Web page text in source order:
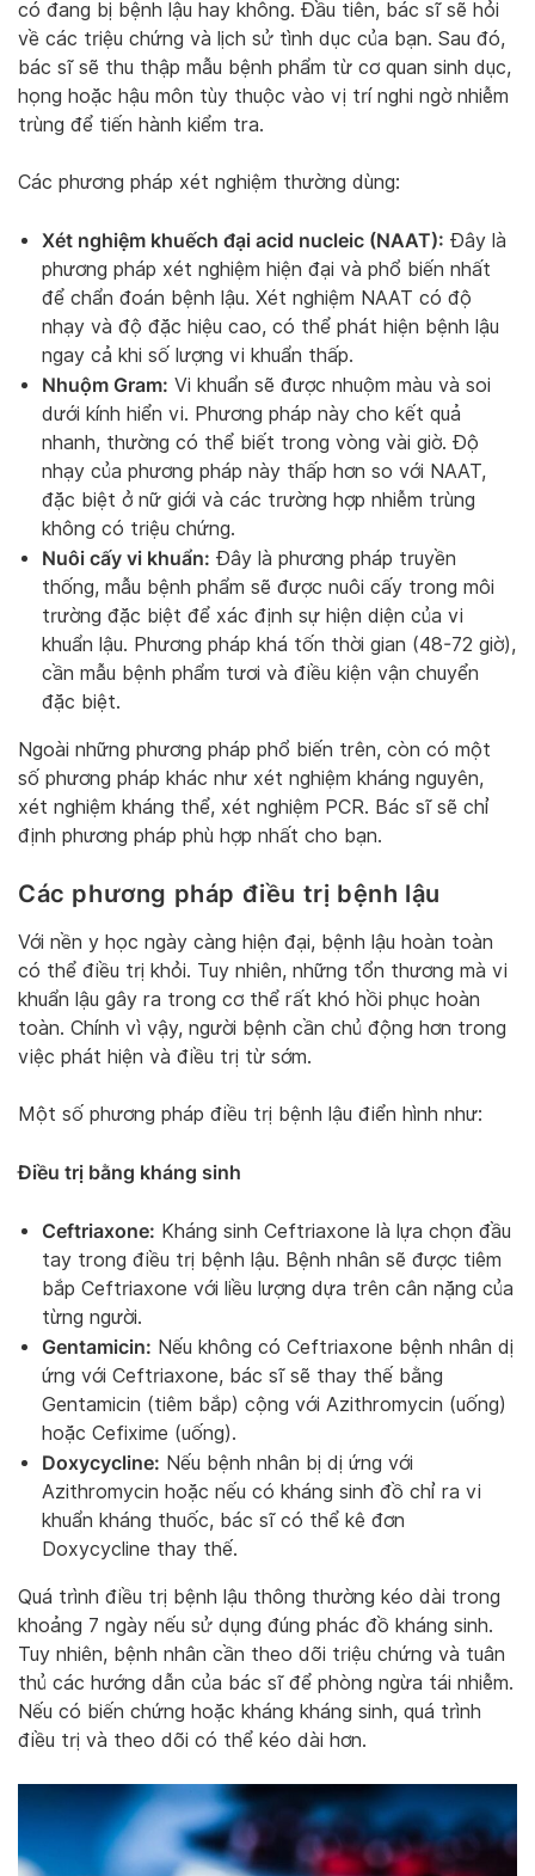
có đang bị bệnh lậu hay không. Đầu tiên, bác sĩ sẽ hỏi
về các triệu chứng và lịch sử tình dục của bạn. Sau đó,
bác sĩ sẽ thu thập mẫu bệnh phẩm từ cơ quan sinh dục,
họng hoặc hậu môn tùy thuộc vào vị trí nghi ngờ nhiễm
trùng để tiến hành kiểm tra.
Các phương pháp xét nghiệm thường dùng:
Xét nghiệm khuếch đại acid nucleic (NAAT): Đây là
phương pháp xét nghiệm hiện đại và phổ biến nhất
để chẩn đoán bệnh lậu. Xét nghiệm NAAT có độ
nhạy và độ đặc hiệu cao, có thể phát hiện bệnh lậu
ngay cả khi số lượng vi khuẩn thấp.
Nhuộm Gram: Vi khuẩn sẽ được nhuộm màu và soi
dưới kính hiển vi. Phương pháp này cho kết quả
nhanh, thường có thể biết trong vòng vài giờ. Độ
nhạy của phương pháp này thấp hơn so với NAAT,
đặc biệt ở nữ giới và các trường hợp nhiễm trùng
không có triệu chứng.
Nuôi cấy vi khuẩn: Đây là phương pháp truyền
thống, mẫu bệnh phẩm sẽ được nuôi cấy trong môi
trường đặc biệt để xác định sự hiện diện của vi
khuẩn lậu. Phương pháp khá tốn thời gian (48-72 giờ),
cần mẫu bệnh phẩm tươi và điều kiện vận chuyển
đặc biệt.
Ngoài những phương pháp phổ biến trên, còn có một
số phương pháp khác như xét nghiệm kháng nguyên,
xét nghiệm kháng thể, xét nghiệm PCR. Bác sĩ sẽ chỉ
định phương pháp phù hợp nhất cho bạn.
Các phương pháp điều trị bệnh lậu
Với nền y học ngày càng hiện đại, bệnh lậu hoàn toàn
có thể điều trị khỏi. Tuy nhiên, những tổn thương mà vi
khuẩn lậu gây ra trong cơ thể rất khó hồi phục hoàn
toàn. Chính vì vậy, người bệnh cần chủ động hơn trong
việc phát hiện và điều trị từ sớm.
Một số phương pháp điều trị bệnh lậu điển hình như:
Điều trị bằng kháng sinh
Ceftriaxone: Kháng sinh Ceftriaxone là lựa chọn đầu
tay trong điều trị bệnh lậu. Bệnh nhân sẽ được tiêm
bắp Ceftriaxone với liều lượng dựa trên cân nặng của
từng người.
Gentamicin: Nếu không có Ceftriaxone bệnh nhân dị
ứng với Ceftriaxone, bác sĩ sẽ thay thế bằng
Gentamicin (tiêm bắp) cộng với Azithromycin (uống)
hoặc Cefixime (uống).
Doxycycline: Nếu bệnh nhân bị dị ứng với
Azithromycin hoặc nếu có kháng sinh đồ chỉ ra vi
khuẩn kháng thuốc, bác sĩ có thể kê đơn
Doxycycline thay thế.
Quá trình điều trị bệnh lậu thông thường kéo dài trong
khoảng 7 ngày nếu sử dụng đúng phác đồ kháng sinh.
Tuy nhiên, bệnh nhân cần theo dõi triệu chứng và tuân
thủ các hướng dẫn của bác sĩ để phòng ngừa tái nhiễm.
Nếu có biến chứng hoặc kháng kháng sinh, quá trình
điều trị và theo dõi có thể kéo dài hơn.